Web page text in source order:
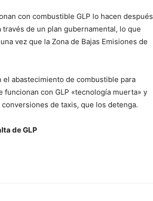
con combustible GLP lo hacen después
de un plan gubernamental, lo que
vez que la Zona de Bajas Emisiones de
abastecimiento de combustible para
con GLP «tecnología muerta» y
de taxis, que los detenga.
de GLP